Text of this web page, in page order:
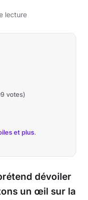
lecture
votes)
et plus.
dévoiler
un œil sur la